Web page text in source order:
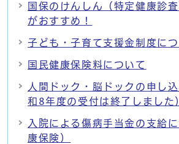
国保のけんしん（特定健康診
がおすすめ！
子ども・子育て支援金制度に
国民健康保険料について
人間ドック・脳ドックの申し
和8年度の受付は終了しました
入院による傷病手当金の支給
康保険）